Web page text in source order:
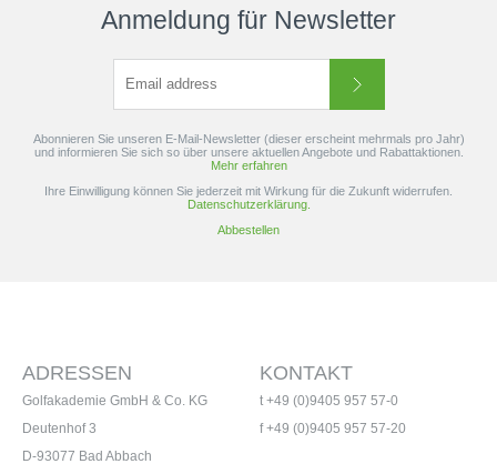
Anmeldung für Newsletter
Abonnieren Sie unseren E-Mail-Newsletter (dieser erscheint mehrmals pro Jahr)
und informieren Sie sich so über unsere aktuellen Angebote und Rabattaktionen.
Mehr erfahren
Ihre Einwilligung können Sie jederzeit mit Wirkung für die Zukunft widerrufen.
Datenschutzerklärung.
Abbestellen
KONTAKT
t +49 (0)9405 957 57-0
f +49 (0)9405 957 57-20
ADRESSEN
Golfakademie GmbH & Co. KG
Deutenhof 3
D-93077 Bad Abbach